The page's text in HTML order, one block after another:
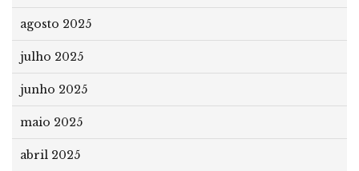
agosto 2025
julho 2025
junho 2025
maio 2025
abril 2025